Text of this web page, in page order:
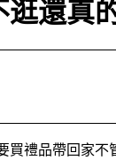
還真
買禮品帶回家